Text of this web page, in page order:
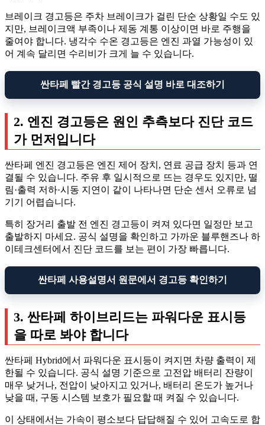
브레이크 경고등은 주차 브레이크가 걸린 단순 상황일 수도 있
지만, 브레이크액 부족이나 제동 계통 이상이면 바로 주행을
줄여야 합니다. 냉각수 수온 경고등은 엔진 과열 가능성이 있
어 계속 달리면 수리비가 크게 늘 수 있습니다.
싼타페 빨간 경고등 공식 설명 바로 대조하기
2. 엔진 경고등은 원인 추측보다 진단 코드
가 먼저입니다
싼타페 엔진 경고등은 엔진 제어 장치, 연료 공급 장치 등과 연
결될 수 있습니다. 주유 후 일시적으로 뜨는 경우도 있지만, 떨
림·출력 저하·시동 지연이 같이 나타나면 단순 센서 오류로 넘
기기 어렵습니다.
특히 장거리 출발 전 엔진 경고등이 켜져 있다면 일정만 보고
출발하지 마세요. 공식 설명을 확인하고 가까운 블루핸즈나 하
이테크센터에서 진단 코드를 보는 편이 가장 빠릅니다.
싼타페 사용설명서 원문에서 경고등 확인하기
3. 싼타페 하이브리드는 파워다운 표시등
을 따로 봐야 합니다
싼타페 Hybrid에서 파워다운 표시등이 켜지면 차량 출력이 제
한될 수 있습니다. 공식 설명 기준으로 고전압 배터리 잔량이
매우 낮거나, 전압이 낮아지고 있거나, 배터리 온도가 높거나
낮을 때, 구동 시스템 보호가 필요할 때 켜질 수 있습니다.
이 상태에서는 가속이 평소보다 답답해질 수 있어 고속도로 합